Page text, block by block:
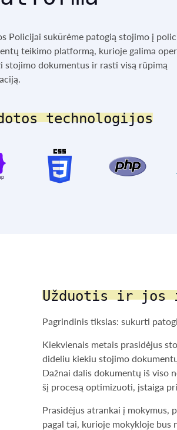
Policijai sukūrėme patogią stojimo į
teikimo platformą, kurioje galima
stojimo dokumentus ir rasti visą rūpimą
technologijos
Užduotis ir jos
Pagrindinis tikslas: sukurti
Kiekvienais metais prasidėjus
dideliu kiekiu stojimo
Dažnai dalis dokumentų iš viso
šį procesą optimizuoti, įstaiga
Prasidėjus atrankai į mokymus,
pagal tai, kurioje mokykloje